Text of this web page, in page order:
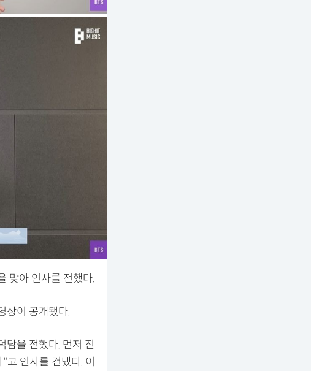
맞아 인사를 전했다.
상이 공개됐다.
담을 전했다. 먼저 진
고 인사를 건넸다. 이